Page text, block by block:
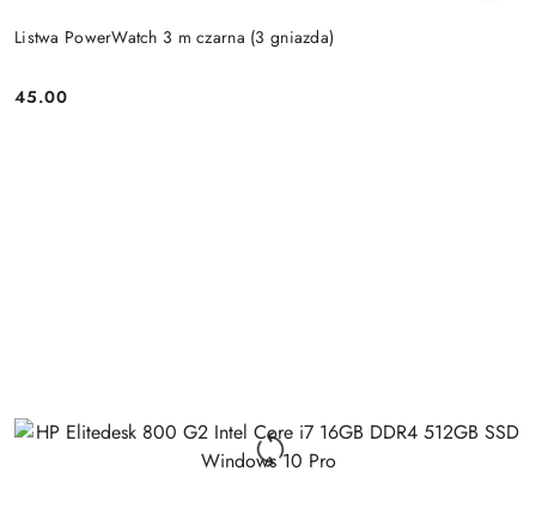
Listwa PowerWatch 3 m czarna (3 gniazda)
Price:
45.00